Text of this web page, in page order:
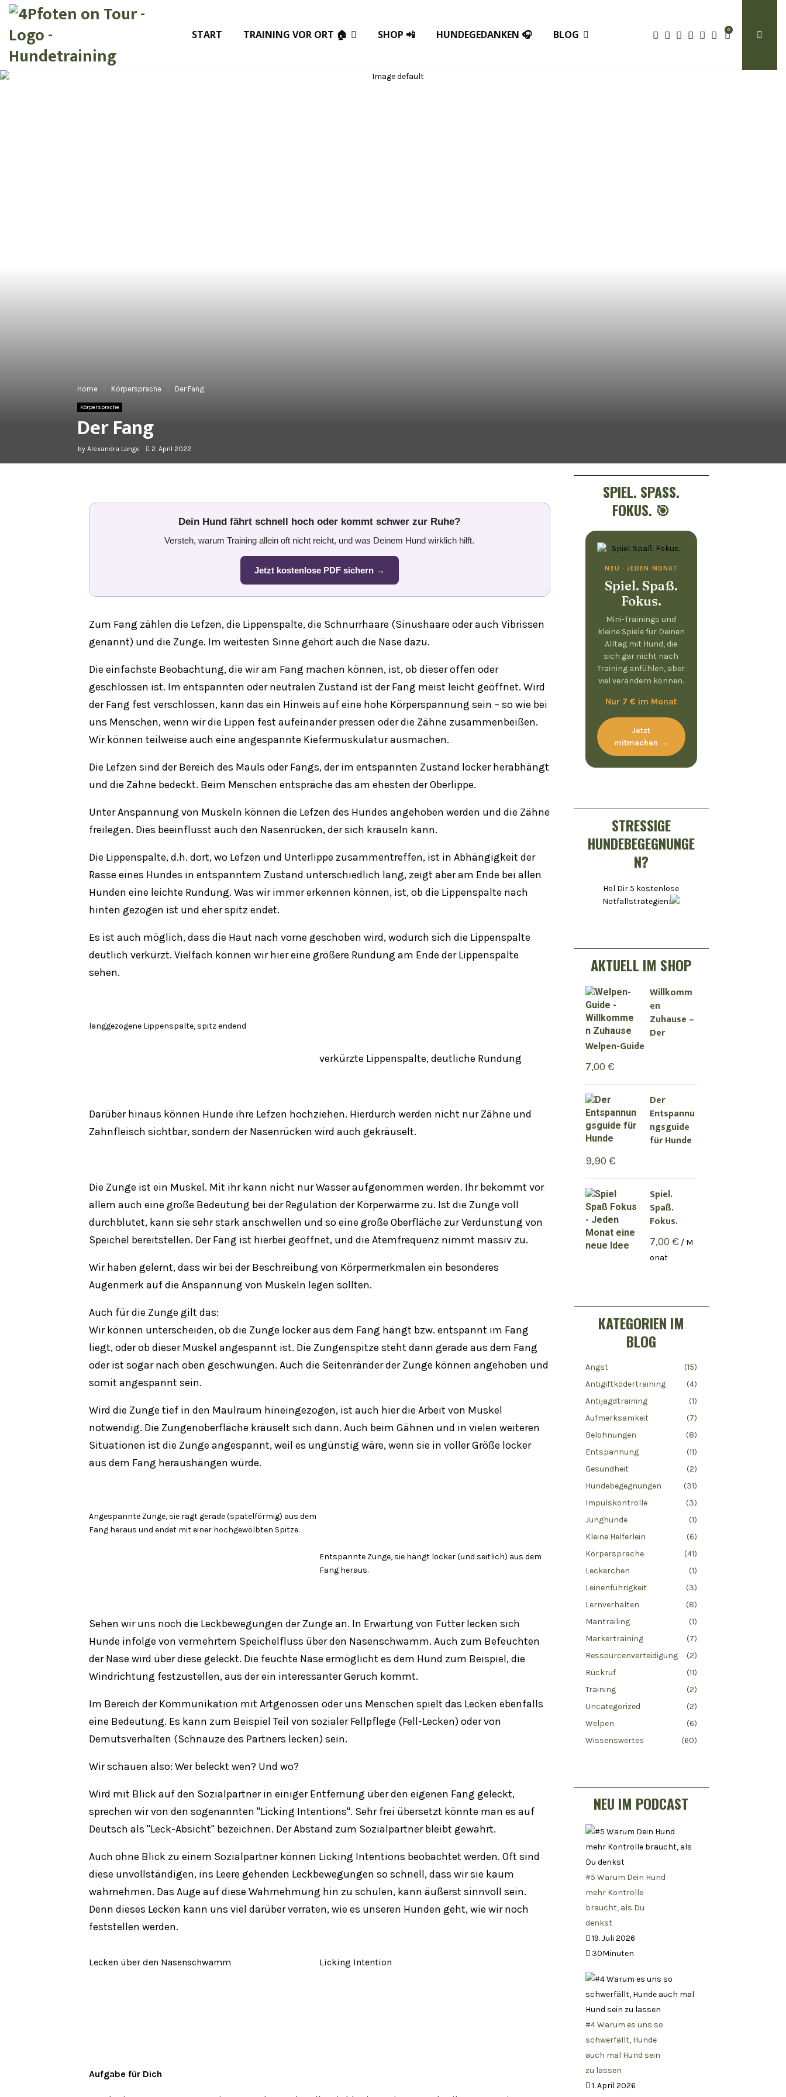
START TRAINING VOR ORT 🏠 SHOP 📲 HUNDEGEDANKEN 🎧 BLOG 0
Home Körpersprache Der Fang
Körpersprache
Der Fang
by Alexandra Lange 2. April 2022
Dein Hund fährt schnell hoch oder kommt schwer zur Ruhe?
Versteh, warum Training allein oft nicht reicht, und was Deinem Hund wirklich hilft.
Jetzt kostenlose PDF sichern →
Zum Fang zählen die Lefzen, die Lippenspalte, die Schnurrhaare (Sinushaare oder auch Vibrissen
genannt) und die Zunge. Im weitesten Sinne gehört auch die Nase dazu.
Die einfachste Beobachtung, die wir am Fang machen können, ist, ob dieser offen oder
geschlossen ist. Im entspannten oder neutralen Zustand ist der Fang meist leicht geöffnet. Wird
der Fang fest verschlossen, kann das ein Hinweis auf eine hohe Körperspannung sein – so wie bei
uns Menschen, wenn wir die Lippen fest aufeinander pressen oder die Zähne zusammenbeißen.
Wir können teilweise auch eine angespannte Kiefermuskulatur ausmachen.
Die Lefzen sind der Bereich des Mauls oder Fangs, der im entspannten Zustand locker herabhängt
und die Zähne bedeckt. Beim Menschen entspräche das am ehesten der Oberlippe.
Unter Anspannung von Muskeln können die Lefzen des Hundes angehoben werden und die Zähne
freilegen. Dies beeinflusst auch den Nasenrücken, der sich kräuseln kann.
Die Lippenspalte, d.h. dort, wo Lefzen und Unterlippe zusammentreffen, ist in Abhängigkeit der
Rasse eines Hundes in entspanntem Zustand unterschiedlich lang, zeigt aber am Ende bei allen
Hunden eine leichte Rundung. Was wir immer erkennen können, ist, ob die Lippenspalte nach
hinten gezogen ist und eher spitz endet.
Es ist auch möglich, dass die Haut nach vorne geschoben wird, wodurch sich die Lippenspalte
deutlich verkürzt. Vielfach können wir hier eine größere Rundung am Ende der Lippenspalte
sehen.
langgezogene Lippenspalte, spitz endend
verkürzte Lippenspalte, deutliche Rundung
Darüber hinaus können Hunde ihre Lefzen hochziehen. Hierdurch werden nicht nur Zähne und
Zahnfleisch sichtbar, sondern der Nasenrücken wird auch gekräuselt.
Die Zunge ist ein Muskel. Mit ihr kann nicht nur Wasser aufgenommen werden. Ihr bekommt vor
allem auch eine große Bedeutung bei der Regulation der Körperwärme zu. Ist die Zunge voll
durchblutet, kann sie sehr stark anschwellen und so eine große Oberfläche zur Verdunstung von
Speichel bereitstellen. Der Fang ist hierbei geöffnet, und die Atemfrequenz nimmt massiv zu.
Wir haben gelernt, dass wir bei der Beschreibung von Körpermerkmalen ein besonderes
Augenmerk auf die Anspannung von Muskeln legen sollten.
Auch für die Zunge gilt das:
Wir können unterscheiden, ob die Zunge locker aus dem Fang hängt bzw. entspannt im Fang
liegt, oder ob dieser Muskel angespannt ist. Die Zungenspitze steht dann gerade aus dem Fang
oder ist sogar nach oben geschwungen. Auch die Seitenränder der Zunge können angehoben und
somit angespannt sein.
Wird die Zunge tief in den Maulraum hineingezogen, ist auch hier die Arbeit von Muskel
notwendig. Die Zungenoberfläche kräuselt sich dann. Auch beim Gähnen und in vielen weiteren
Situationen ist die Zunge angespannt, weil es ungünstig wäre, wenn sie in voller Größe locker
aus dem Fang heraushängen würde.
Angespannte Zunge, sie ragt gerade (spatelförmig) aus dem
Fang heraus und endet mit einer hochgewölbten Spitze.
Entspannte Zunge, sie hängt locker (und seitlich) aus dem
Fang heraus.
Sehen wir uns noch die Leckbewegungen der Zunge an. In Erwartung von Futter lecken sich
Hunde infolge von vermehrtem Speichelfluss über den Nasenschwamm. Auch zum Befeuchten
der Nase wird über diese geleckt. Die feuchte Nase ermöglicht es dem Hund zum Beispiel, die
Windrichtung festzustellen, aus der ein interessanter Geruch kommt.
Im Bereich der Kommunikation mit Artgenossen oder uns Menschen spielt das Lecken ebenfalls
eine Bedeutung. Es kann zum Beispiel Teil von sozialer Fellpflege (Fell-Lecken) oder von
Demutsverhalten (Schnauze des Partners lecken) sein.
Wir schauen also: Wer beleckt wen? Und wo?
Wird mit Blick auf den Sozialpartner in einiger Entfernung über den eigenen Fang geleckt,
sprechen wir von den sogenannten "Licking Intentions". Sehr frei übersetzt könnte man es auf
Deutsch als "Leck-Absicht" bezeichnen. Der Abstand zum Sozialpartner bleibt gewahrt.
Auch ohne Blick zu einem Sozialpartner können Licking Intentions beobachtet werden. Oft sind
diese unvollständigen, ins Leere gehenden Leckbewegungen so schnell, dass wir sie kaum
wahrnehmen. Das Auge auf diese Wahrnehmung hin zu schulen, kann äußerst sinnvoll sein.
Denn dieses Lecken kann uns viel darüber verraten, wie es unseren Hunden geht, wie wir noch
feststellen werden.
Lecken über den Nasenschwamm Licking Intention
Aufgabe für Dich
SPIEL. SPASS. F
OKUS. 🎯
NEU · JEDEN MONAT
Spiel. Spaß.
Fokus.
Mini-Trainings und
kleine Spiele für Deinen
Alltag mit Hund, die
sich gar nicht nach
Training anfühlen, aber
viel verändern können.
Nur 7 € im Monat
Jetzt
mitmachen →
STRESSIGE
HUNDEBEGEGNUNGE
N?
Hol Dir 5 kostenlose
Notfallstrategien:
AKTUELL IM SHOP
Willkomm
en
Zuhause –
Der
Welpen-Guide
7,00 €
Der
Entspannu
ngsguide
für Hunde
9,90 €
Spiel.
Spaß.
Fokus.
7,00 € / M
onat
KATEGORIEN IM
BLOG
Angst
(15)
Antigiftködertraining
(4)
Antijagdtraining
(1)
Aufmerksamkeit
(7)
Belohnungen
(8)
Entspannung
(11)
Gesundheit
(2)
Hundebegegnungen
(31)
Impulskontrolle
(3)
Junghunde
(1)
Kleine Helferlein
(6)
Körpersprache
(41)
Leckerchen
(1)
Leinenführigkeit
(3)
Lernverhalten
(8)
Mantrailing
(1)
Markertraining
(7)
Ressourcenverteidigung
(2)
Rückruf
(11)
Training
(2)
Uncategorized
(2)
Welpen
(6)
Wissenswertes
(60)
NEU IM PODCAST
#5 Warum Dein Hund
mehr Kontrolle
braucht, als Du
denkst
19. Juli 2026
30Minuten
#4 Warum es uns so
schwerfällt, Hunde
auch mal Hund sein
zu lassen
1. April 2026